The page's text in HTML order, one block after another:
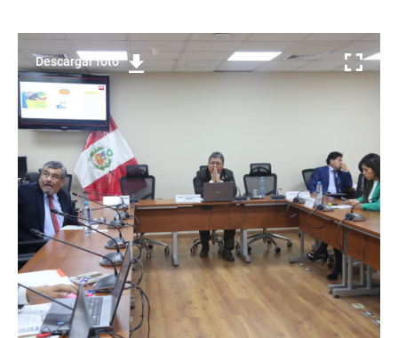
Descargar foto